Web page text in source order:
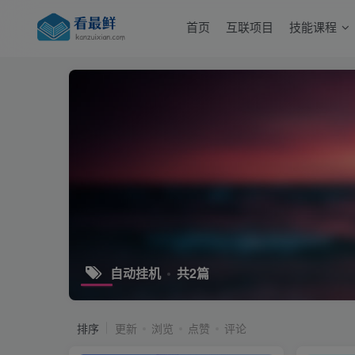
首页 互联项目 技能课程
自动挂机 共2篇
排序 更新 浏览 点赞 评论